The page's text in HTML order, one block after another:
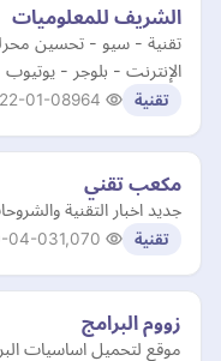
الشريف للمعلوميات
تقنية - سيو - تحسين
الإنترنت - بلوجر - يوتيوب
تقنية 01-08
مكعب تقني
جديد اخبار التقنية
تقنية 04-03
زووم البرامج
موقع لتحميل اساسيات